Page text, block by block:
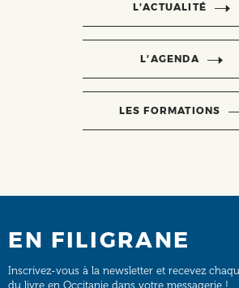
L’ACTUALITÉ
L’AGENDA
LES FORMATIONS
EN FILIGRANE
Inscrivez-vous à la newsletter et recevez
du livre en Occitanie dans votre messagerie !